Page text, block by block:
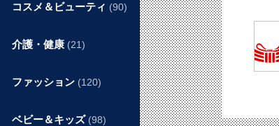
コスメ＆ビューティ (90)
介護・健康 (21)
ファッション (120)
ベビー＆キッズ (98)